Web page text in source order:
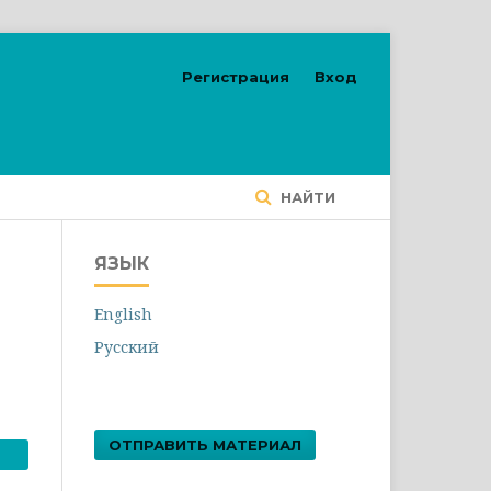
НАЙТИ
Регистрация Вход
ЯЗЫК
English
Русский
ОТПРАВИТЬ МАТЕРИАЛ